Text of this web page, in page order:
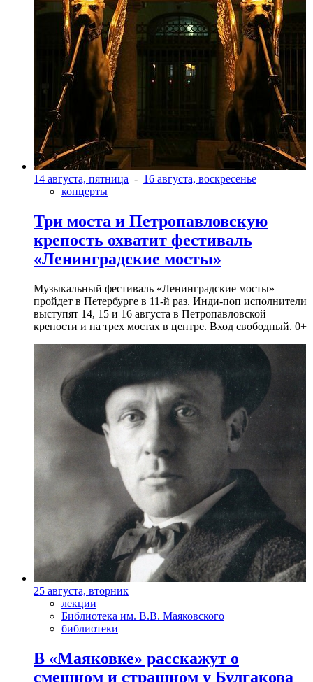
14 августа, пятница - 16 августа, воскресенье
концерты
Три моста и Петропавловскую
крепость охватит фестиваль
«Ленинградские мосты»
Музыкальный фестиваль «Ленинградские мосты»
пройдет в Петербурге в 11-й раз. Инди-поп исполнители
выступят 14, 15 и 16 августа в Петропавловской
крепости и на трех мостах в центре. Вход свободный. 0+
25 августа, вторник
лекции
Библиотека им. В.В. Маяковского
библиотеки
В «Маяковке» расскажут о
смешном и страшном у Булгакова